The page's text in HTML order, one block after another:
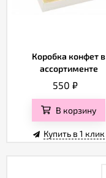
Коробка конфет в
ассортименте
550 ₽
В корзину
Купить в 1 клик